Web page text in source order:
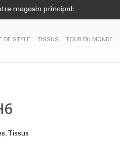
magasin principal:
DE STYLE TISSUS TOUR DU MONDE
, Tissus